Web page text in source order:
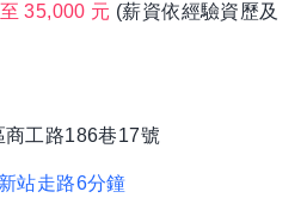
35,000 元 (薪資依經驗資歷及
商工路186巷17號
站走路6分鐘